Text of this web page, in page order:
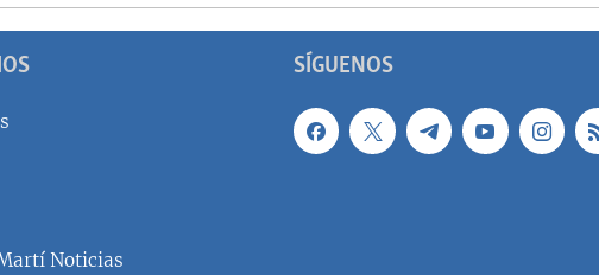
SÍGUENOS
Noticias